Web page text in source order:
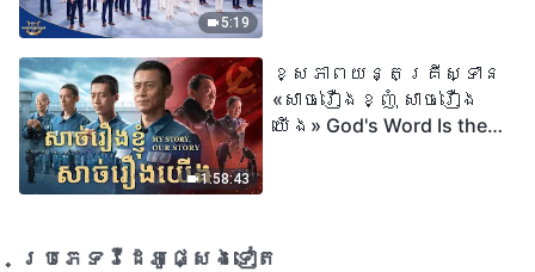
5:19
1:58:43
ខ្សែភាពយន្តគ្រីស្ទាន
«សាច់រឿងខ្ញុំ សាច់រឿង
យើង» God's Word Is the
ប្រភេទ​វីដេអូ​ផ្សេង​ទៀត​